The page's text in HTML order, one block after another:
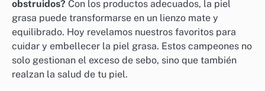
obstruidos? Con los productos adecuados, la piel
grasa puede transformarse en un lienzo mate y
equilibrado. Hoy revelamos nuestros favoritos para
cuidar y embellecer la piel grasa. Estos campeones no
solo gestionan el exceso de sebo, sino que también
realzan la salud de tu piel.